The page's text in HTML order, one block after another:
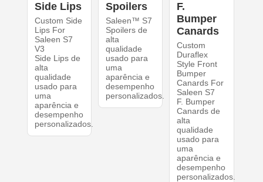
Side Lips
Custom Side
Lips For
Saleen S7
V3
Side Lips de
alta
qualidade
usado para
uma
aparência e
desempenho
personalizados.
Spoilers
Saleen™ S7
Spoilers de
alta
qualidade
usado para
uma
aparência e
desempenho
personalizados.
F.
Bumper
Canards
Custom
Duraflex
Style Front
Bumper
Canards For
Saleen S7
F. Bumper
Canards de
alta
qualidade
usado para
uma
aparência e
desempenho
personalizados.